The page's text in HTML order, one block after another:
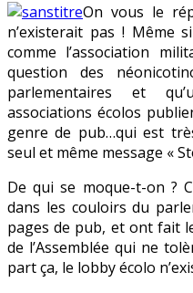
On vous le
n’existerait pas ! Même
comme l’association
question des
parlementaires et
associations écolos
genre de pub…qui est
seul et même message «
De qui se moque-t-on ?
dans les couloirs du
pages de pub, et ont fait
de l’Assemblée qui ne
part ça, le lobby écolo